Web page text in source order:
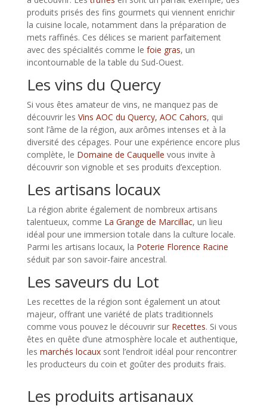
produits prisés des fins gourmets qui viennent enrichir
la cuisine locale, notamment dans la préparation de
mets raffinés. Ces délices se marient parfaitement
avec des spécialités comme le foie gras, un
incontournable de la table du Sud-Ouest.
Les vins du Quercy
Si vous êtes amateur de vins, ne manquez pas de
découvrir les Vins AOC du Quercy, AOC Cahors, qui
sont l’âme de la région, aux arômes intenses et à la
diversité des cépages. Pour une expérience encore plus
complète, le Domaine de Cauquelle vous invite à
découvrir son vignoble et ses produits d’exception.
Les artisans locaux
La région abrite également de nombreux artisans
talentueux, comme La Grange de Marcillac, un lieu
idéal pour une immersion totale dans la culture locale.
Parmi les artisans locaux, la Poterie Florence Racine
séduit par son savoir-faire ancestral.
Les saveurs du Lot
Les recettes de la région sont également un atout
majeur, offrant une variété de plats traditionnels
comme vous pouvez le découvrir sur Recettes. Si vous
êtes en quête d’une atmosphère locale et authentique,
les marchés locauxsont l’endroit idéal pour rencontrer
les producteurs du coin et goûter des produits frais.
Les produits artisanaux